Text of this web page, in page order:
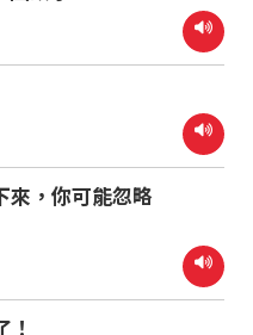
來，你可能忽略